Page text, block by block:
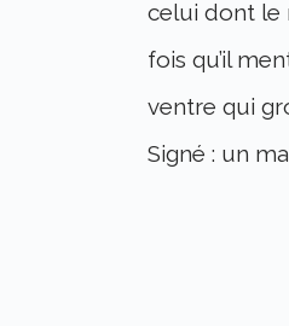
celui dont le
fois qu’il
ventre qui
Signé : un